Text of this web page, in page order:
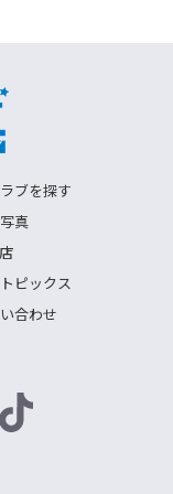
ブを探す
真
ピックス
合わせ